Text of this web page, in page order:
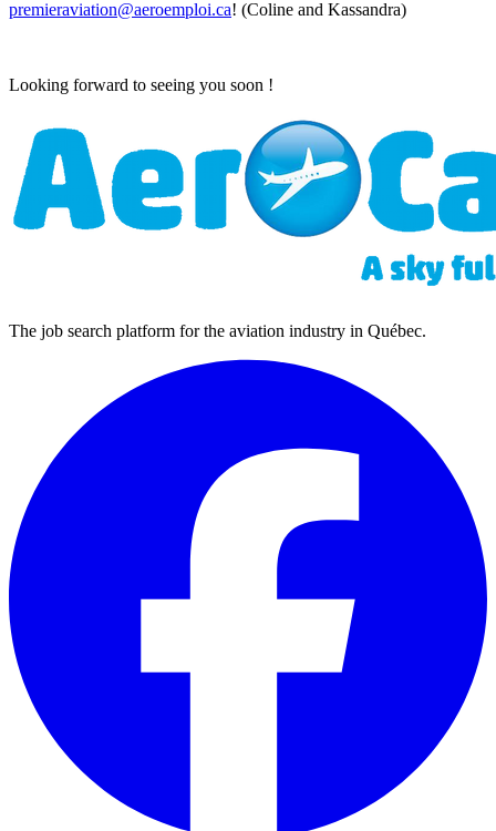
premieraviation@aeroemploi.ca! (Coline and Kassandra)
Looking forward to seeing you soon !
The job search platform for the aviation industry in Québec.